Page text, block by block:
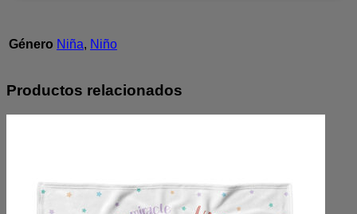
Género Niña, Niño
Productos relacionados